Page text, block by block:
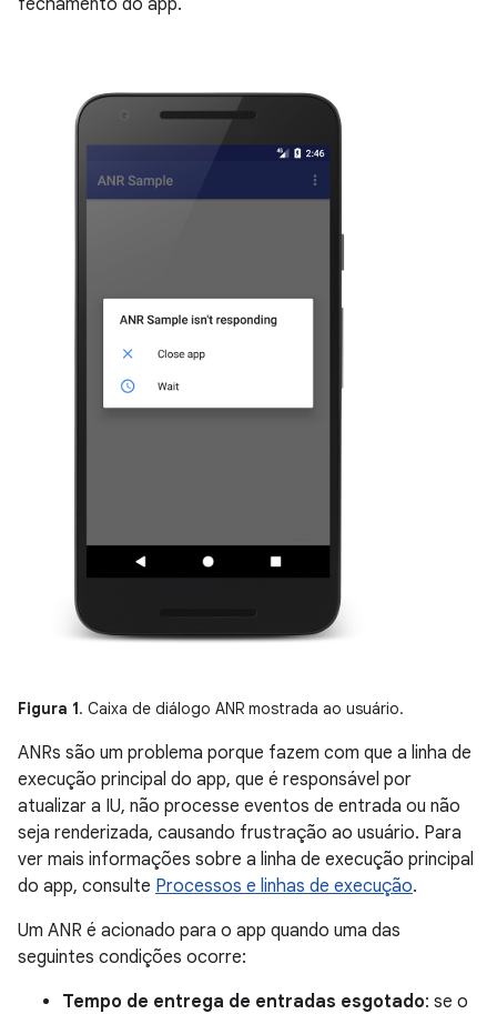
fechamento do app.
Figura 1. Caixa de diálogo ANR mostrada ao usuário.
ANRs são um problema porque fazem com que a linha de
execução principal do app, que é responsável por
atualizar a IU, não processe eventos de entrada ou não
seja renderizada, causando frustração ao usuário. Para
ver mais informações sobre a linha de execução principal
do app, consulte Processos e linhas de execução.
Um ANR é acionado para o app quando uma das
seguintes condições ocorre:
Tempo de entrega de entradas esgotado: se o